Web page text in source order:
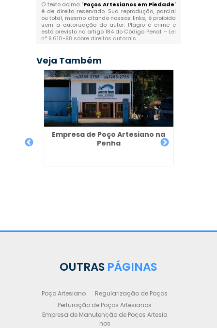
O texto acima "Poços Artesianos em Piedade"
é de direito reservado. Sua reprodução, parcial
ou total, mesmo citando nossos links, é proibida
sem a autorização do autor. Plágio é crime e
está previsto no artigo 184 do Código Penal. – Lei
n° 9.610-98 sobre direitos autorais.
Veja Também
Empresa de Poço Artesiano na
Penha
OUTRAS PÁGINAS
Poço Artesiano
Regularização de Poços
Perfuração de Poços Artesianos
Empresa de Manutenção de Poços Artesia
nos